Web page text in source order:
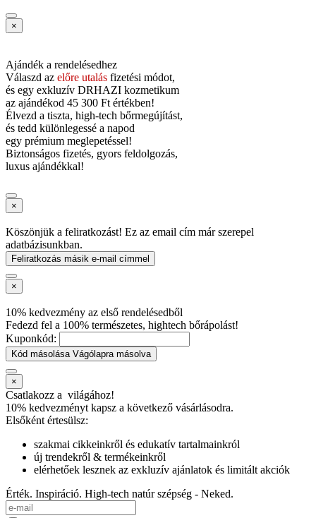
×
Ajándék a rendelésedhez
Válaszd az előre utalás fizetési módot,
és egy exkluzív DRHAZI kozmetikum
az ajándékod 45 300 Ft értékben!
Élvezd a tiszta, high-tech bőrmegújítást,
és tedd különlegessé a napod
egy prémium meglepetéssel!
Biztonságos fizetés, gyors feldolgozás,
luxus ajándékkal!
×
Köszönjük a feliratkozást! Ez az email cím már szerepel
adatbázisunkban.
Feliratkozás másik e-mail címmel
×
10% kedvezmény az első rendelésedből
Fedezd fel a 100% természetes, hightech bőrápolást!
Kuponkód:
Kód másolása Vágólapra másolva
×
Csatlakozz a világához!
10% kedvezményt kapsz a következő vásárlásodra.
Elsőként értesülsz:
szakmai cikkeinkről és edukatív tartalmainkról
új trendekről & termékeinkről
elérhetőek lesznek az exkluzív ajánlatok és limitált akciók
Érték. Inspiráció. High-tech natúr szépség - Neked.